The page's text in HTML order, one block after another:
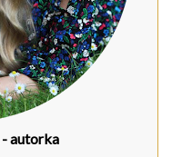
- autorka